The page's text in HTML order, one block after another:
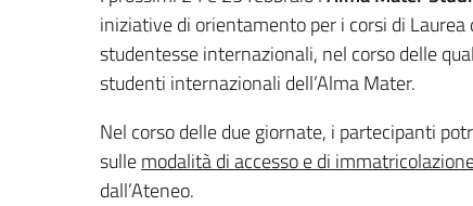
iniziative di orientamento per i corsi di
studentesse internazionali, nel corso delle
studenti internazionali dell’Alma Mater.
Nel corso delle due giornate, i partecipanti
sullemodalità di accesso e di
dall’Ateneo.